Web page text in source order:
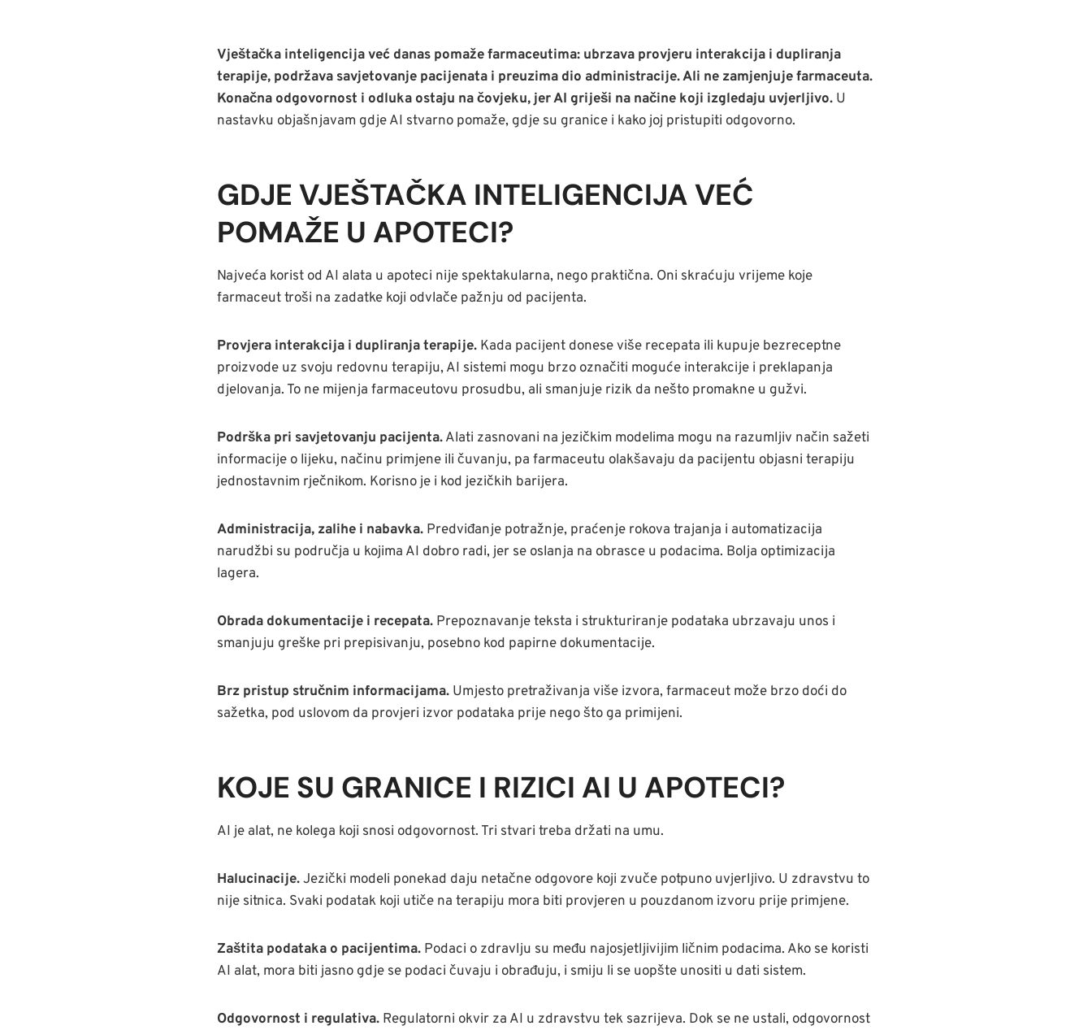
Vještačka inteligencija već danas pomaže farmaceutima: ubrzava provjeru interakcija i dupliranja
terapije, podržava savjetovanje pacijenata i preuzima dio administracije. Ali ne zamjenjuje farmaceuta.
Konačna odgovornost i odluka ostaju na čovjeku, jer AI griješi na načine koji izgledaju uvjerljivo. U
nastavku objašnjavam gdje AI stvarno pomaže, gdje su granice i kako joj pristupiti odgovorno.
GDJE VJEŠTAČKA INTELIGENCIJA VEĆ
POMAŽE U APOTECI?
Najveća korist od AI alata u apoteci nije spektakularna, nego praktična. Oni skraćuju vrijeme koje
farmaceut troši na zadatke koji odvlače pažnju od pacijenta.
Provjera interakcija i dupliranja terapije. Kada pacijent donese više recepata ili kupuje bezreceptne
proizvode uz svoju redovnu terapiju, AI sistemi mogu brzo označiti moguće interakcije i preklapanja
djelovanja. To ne mijenja farmaceutovu prosudbu, ali smanjuje rizik da nešto promakne u gužvi.
Podrška pri savjetovanju pacijenta.Alati zasnovani na jezičkim modelima mogu na razumljiv način sažeti
informacije o lijeku, načinu primjene ili čuvanju, pa farmaceutu olakšavaju da pacijentu objasni terapiju
jednostavnim rječnikom. Korisno je i kod jezičkih barijera.
Administracija, zalihe i nabavka. Predviđanje potražnje, praćenje rokova trajanja i automatizacija
narudžbi su područja u kojima AI dobro radi, jer se oslanja na obrasce u podacima. Bolja optimizacija
lagera.
Obrada dokumentacije i recepata. Prepoznavanje teksta i strukturiranje podataka ubrzavaju unos i
smanjuju greške pri prepisivanju, posebno kod papirne dokumentacije.
Brz pristup stručnim informacijama. Umjesto pretraživanja više izvora, farmaceut može brzo doći do
sažetka, pod uslovom da provjeri izvor podataka prije nego što ga primijeni.
KOJE SU GRANICE I RIZICI AI U APOTECI?
AI je alat, ne kolega koji snosi odgovornost. Tri stvari treba držati na umu.
Halucinacije.Jezički modeli ponekad daju netačne odgovore koji zvuče potpuno uvjerljivo. U zdravstvu to
nije sitnica. Svaki podatak koji utiče na terapiju mora biti provjeren u pouzdanom izvoru prije primjene.
Zaštita podataka o pacijentima. Podaci o zdravlju su među najosjetljivijim ličnim podacima. Ako se koristi
AI alat, mora biti jasno gdje se podaci čuvaju i obrađuju, i smiju li se uopšte unositi u dati sistem.
Odgovornost i regulativa. Regulatorni okvir za AI u zdravstvu tek sazrijeva. Dok se ne ustali, odgovornost